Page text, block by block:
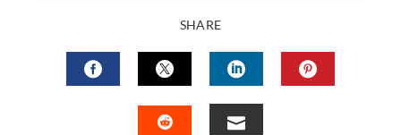
SHARE
FACEBOOKTWITTERLINKEDIN